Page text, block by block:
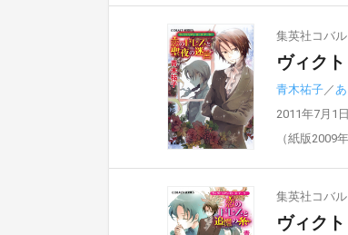
集英社コバ
ヴィク
青木祐子 ／
2011年7月1
（紙版2009
集英社コバ
ヴィク